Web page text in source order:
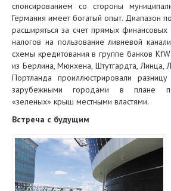
спонсированием со стороны
Германия имеет богатый опыт. Диапазон
расширяться за счет прямых
налогов на пользование ливневой
схемы кредитования в группе банков
из Берлина, Мюнхена, Штутгардта, Линца,
Портланда проиллюстрировали
зарубежными городами в плане
«зеленых» крыш местными властями.
Встреча с будущим